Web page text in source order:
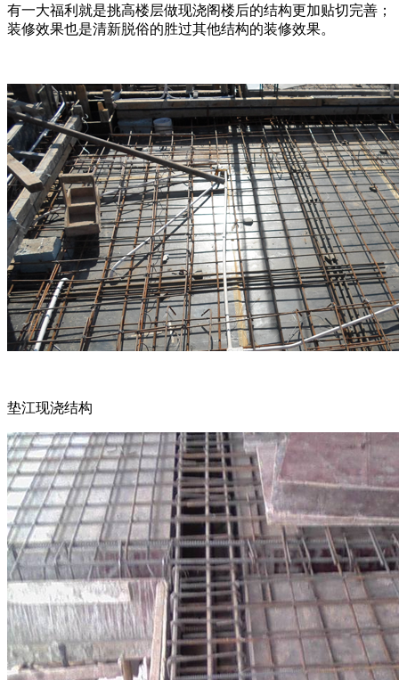
有一大福利就是挑高楼层做现浇阁楼后的结构更加贴切完善；
装修效果也是清新脱俗的胜过其他结构的装修效果。
垫江现浇结构